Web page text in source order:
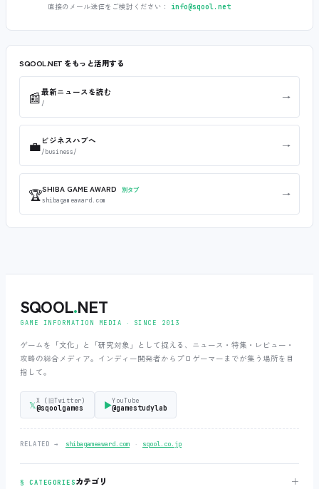
直接のメール送信をご検討ください： info@sqool.net
SQOOL.NET をもっと活用する
📰最新ニュースを読む
/ →
💼 ビジネスハブへ
/business/ →
🏆SHIBA GAME AWARD
別タブ
shibagameaward.com
→
SQOOL.NET
GAME INFORMATION MEDIA ‧ SINCE 2013
ゲームを「文化」と「研究対象」として捉える、ニュース・特集・レビュー・
攻略の総合メディア。インディー開発者からプロゲーマーまでが集う場所を目
指して。
𝕏X (旧Twitter)
@sqoolgames ▶YouTube
@gamestudylab
RELATED → shibagameaward.com ‧ sqool.co.jp
§ CATEGORIESカテゴリ ＋